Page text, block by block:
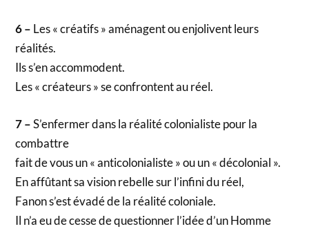
6 – Les « créatifs » aménagent ou enjolivent leurs
réalités.
Ils s’en accommodent.
Les « créateurs » se confrontent au réel.
7 –S’enfermer dans la réalité colonialiste pour la
combattre
fait de vous un « anticolonialiste » ou un « décolonial ».
En affûtant sa vision rebelle sur l’infini du réel,
Fanon s’est évadé de la réalité coloniale.
Il n’a eu de cesse de questionner l’idée d’un Homme